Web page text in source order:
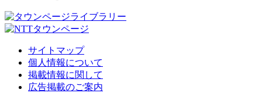
サイトマップ
個人情報について
掲載情報に関して
広告掲載のご案内